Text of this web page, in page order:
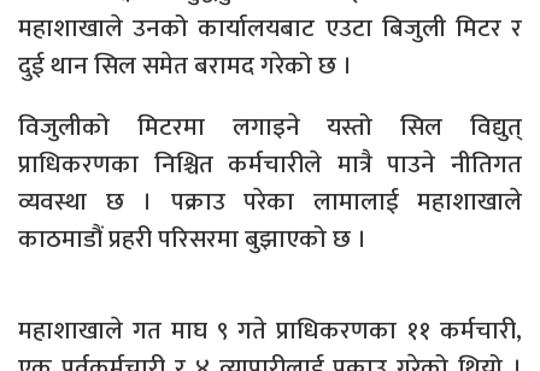
महाशाखाले उनको कार्यालयबाट एउटा बिजुली मिटर र
दुई थान सिल समेत बरामद गरेको छ ।
विजुलीको मिटरमा लगाइने यस्तो सिल विद्युत्
प्राधिकरणका निश्चित कर्मचारीले मात्रै पाउने नीतिगत
व्यवस्था छ । पक्राउ परेका लामालाई महाशाखाले
काठमाडौं प्रहरी परिसरमा बुझाएको छ ।
महाशाखाले गत माघ ९ गते प्राधिकरणका ११ कर्मचारी,